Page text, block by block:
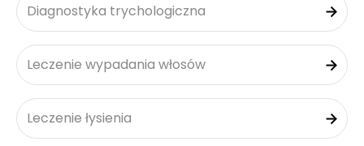
Diagnostyka trychologiczna
Leczenie wypadania włosów
Leczenie łysienia